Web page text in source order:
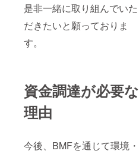
是非一緒に取り組んでいた
だきたいと願っておりま
す。
資金調達が必要な
理由
今後、BMFを通じて環境・